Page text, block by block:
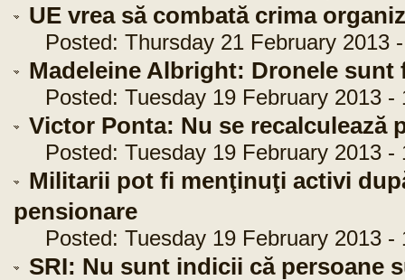
UE vrea să combată crima
Posted: Thursday 21 February 2013
Madeleine Albright: Dronele sunt
Posted: Tuesday 19 February 2013 -
Victor Ponta: Nu se recalculează
Posted: Tuesday 19 February 2013 -
Militarii pot fi menţinuţi activi
pensionare
Posted: Tuesday 19 February 2013 -
SRI: Nu sunt indicii că persoane